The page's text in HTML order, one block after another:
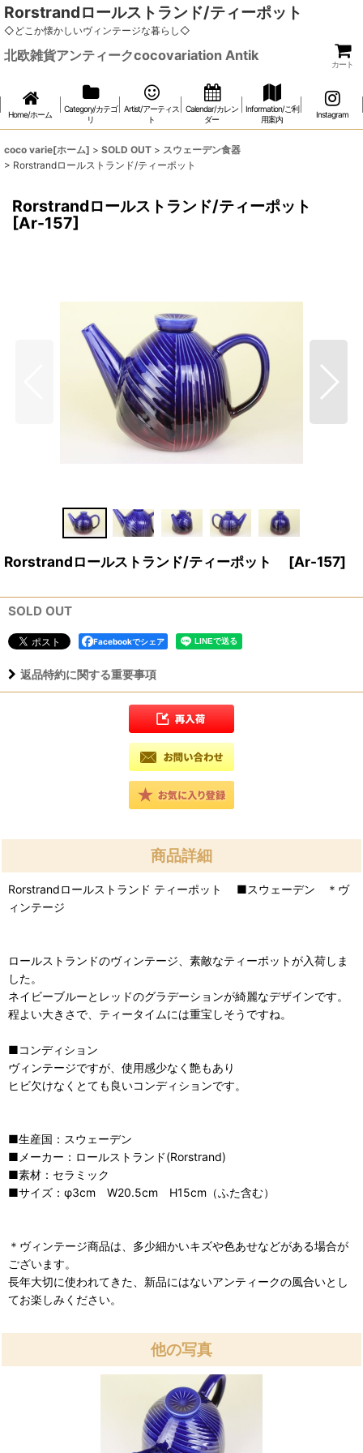
Rorstrandロールストランド/ティーポット
◇どこか懐かしいヴィンテージな暮らし◇
北欧雑貨アンティークcocovariation Antik
カート
Home/ホーム
Category/カテゴ
リ
Artist/アーティス
ト
Calendar/カレン
ダー
Information/ご利
用案内
Instagram
coco varie[ホーム] > SOLD OUT > スウェーデン食器
> Rorstrandロールストランド/ティーポット
Rorstrandロールストランド/ティーポット
[Ar-157]
Rorstrandロールストランド/ティーポット [Ar-157]
SOLD OUT
Facebookでシェア
返品特約に関する重要事項
商品詳細
Rorstrandロールストランド ティーポット ■スウェーデン ＊ヴ
ィンテージ
ロールストランドのヴィンテージ、素敵なティーポットが入荷しま
した。
ネイビーブルーとレッドのグラデーションが綺麗なデザインです。
程よい大きさで、ティータイムには重宝しそうですね。
■コンディション
ヴィンテージですが、使用感少なく艶もあり
ヒビ欠けなくとても良いコンディションです。
■生産国：スウェーデン
■メーカー：ロールストランド(Rorstrand)
■素材：セラミック
■サイズ：φ3cm W20.5cm H15cm（ふた含む）
＊ヴィンテージ商品は、多少細かいキズや色あせなどがある場合が
ございます。
長年大切に使われてきた、新品にはないアンティークの風合いとし
てお楽しみください。
他の写真